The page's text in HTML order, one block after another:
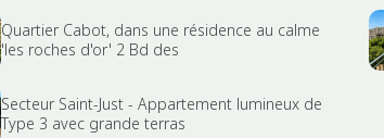
Quartier Cabot, dans une résidence au calme
'les roches d'or' 2 Bd des
Secteur Saint-Just - Appartement lumineux de
Type 3 avec grande terras